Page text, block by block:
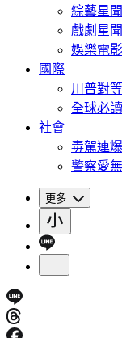
綜藝星聞
戲劇星聞
娛樂電
國際
川普對
全球必讀
社會
毒駕連爆
警察愛
更多